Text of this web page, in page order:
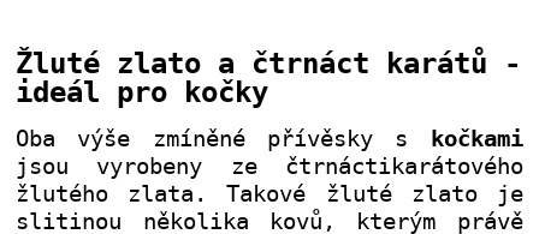
Žluté zlato a čtrnáct karátů -
ideál pro kočky
Oba výše zmíněné přívěsky s kočkami
jsou vyrobeny ze čtrnáctikarátového
žlutého zlata. Takové žluté zlato je
slitinou několika kovů, kterým právě